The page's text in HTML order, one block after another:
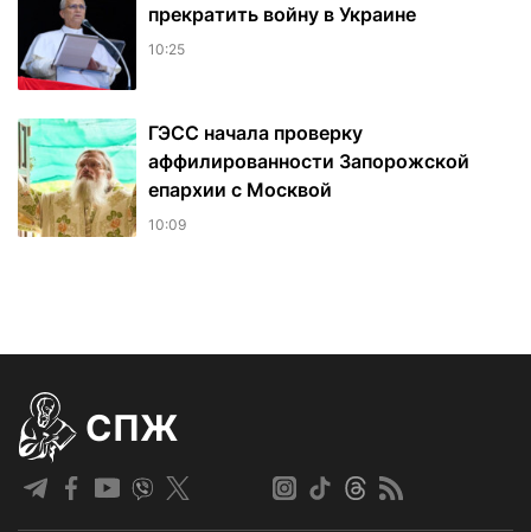
прекратить войну в Украине
10:25
ГЭСС начала проверку
аффилированности Запорожской
епархии с Москвой
10:09
СПЖ